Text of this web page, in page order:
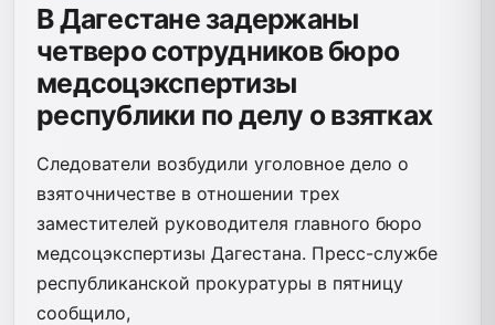
В Дагестане задержаны
четверо сотрудников бюро
медсоцэкспертизы
республики по делу о взятках
Следователи возбудили уголовное дело о
взяточничестве в отношении трех
заместителей руководителя главного бюро
медсоцэкспертизы Дагестана. Пресс-службе
республиканской прокуратуры в пятницу
сообщило,